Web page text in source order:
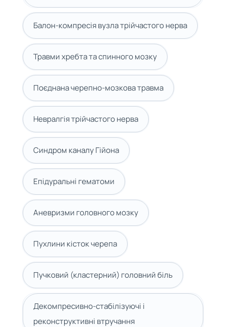
Балон-компресія вузла трійчастого нерва
Травми хребта та спинного мозку
Поєднана черепно-мозкова травма
Невралгія трійчастого нерва
Синдром каналу Гійона
Епідуральні гематоми
Аневризми головного мозку
Пухлини кісток черепа
Пучковий (кластерний) головний біль
Декомпресивно-стабілізуючі і
реконструктивні втручання